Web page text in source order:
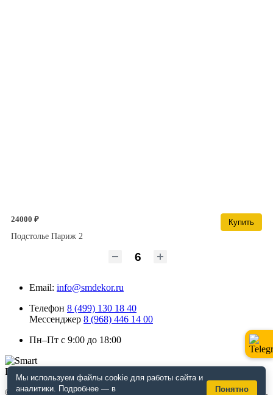
24000 ₽
Купить
Подстолье Париж 2
Email: info@smdekor.ru
Телефон 8 (499) 130 18 40
Мессенджер 8 (968) 446 14 00
Пн–Пт с 9:00 до 18:00
© 2026 г. Москва. Дизайнерская мебель для кафе и ресторанов,
Мы используем файлы cookie для работы сайта и
аналитики. Подробнее — в
Понятно